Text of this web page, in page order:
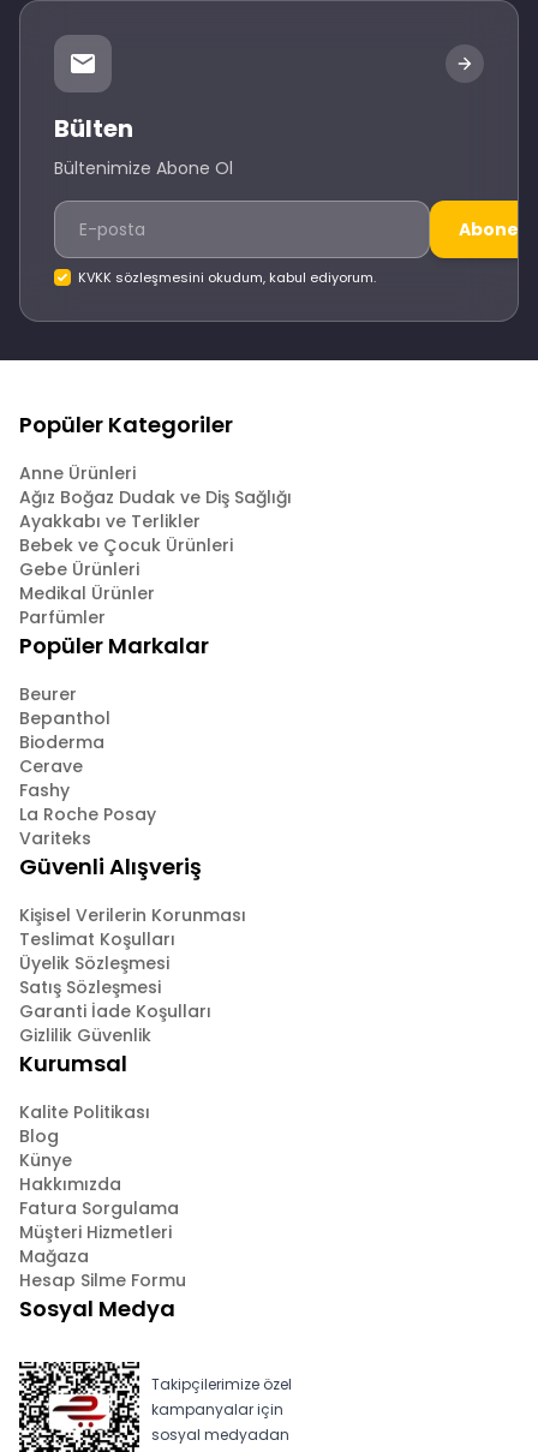
Bülten
Bültenimize Abone Ol
Abone
KVKK sözleşmesini okudum, kabul ediyorum.
Popüler Kategoriler
Anne Ürünleri
Ağız Boğaz Dudak ve Diş Sağlığı
Ayakkabı ve Terlikler
Bebek ve Çocuk Ürünleri
Gebe Ürünleri
Medikal Ürünler
Parfümler
Popüler Markalar
Beurer
Bepanthol
Bioderma
Cerave
Fashy
La Roche Posay
Variteks
Güvenli Alışveriş
Kişisel Verilerin Korunması
Teslimat Koşulları
Üyelik Sözleşmesi
Satış Sözleşmesi
Garanti İade Koşulları
Gizlilik Güvenlik
Kurumsal
Kalite Politikası
Blog
Künye
Hakkımızda
Fatura Sorgulama
Müşteri Hizmetleri
Mağaza
Hesap Silme Formu
Sosyal Medya
Takipçilerimize özel
kampanyalar için
sosyal medyadan